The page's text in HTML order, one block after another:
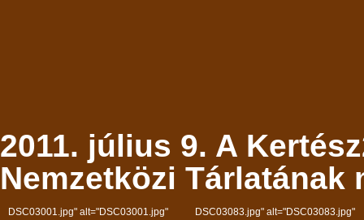
2011. július 9. A
Nemzetközi Tárlatának
DSC03001.jpg" alt="DSC03001.jpg"
DSC03083.jpg" alt="DSC03083.jpg"